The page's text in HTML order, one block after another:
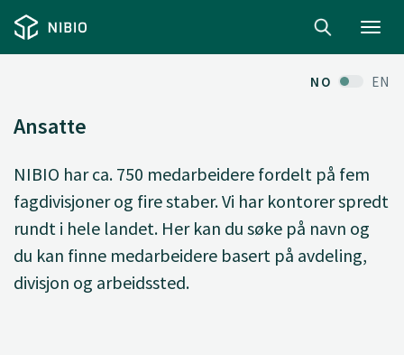
NO EN
Ansatte
NIBIO har ca. 750 medarbeidere fordelt på fem
fagdivisjoner og fire staber. Vi har kontorer spredt
rundt i hele landet. Her kan du søke på navn og
du kan finne medarbeidere basert på avdeling,
divisjon og arbeidssted.